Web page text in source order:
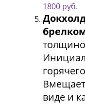
1800 руб.
виде и